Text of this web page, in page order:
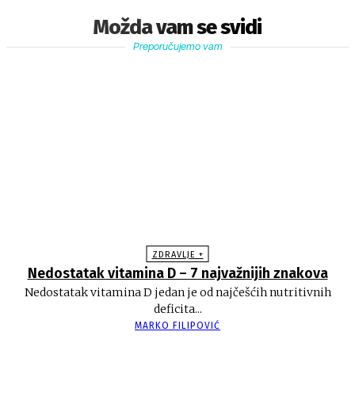
Možda vam se svidi
Preporučujemo vam
ZDRAVLJE +
Nedostatak vitamina D – 7 najvažnijih znakova
Nedostatak vitamina D jedan je od najčešćih nutritivnih
deficita...
MARKO FILIPOVIĆ